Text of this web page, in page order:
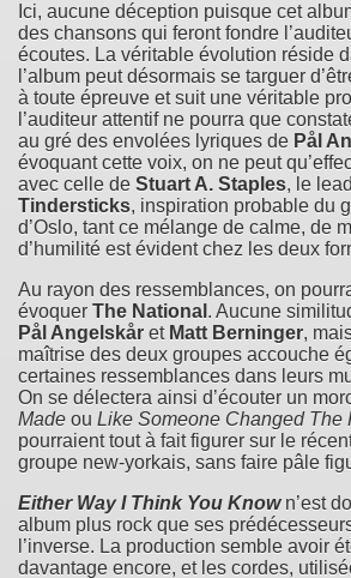
Ici, aucune déception puisque cet
des chansons qui feront fondre
écoutes. La véritable évolution réside
l’album peut désormais se targuer
à toute épreuve et suit une véritable
l’auditeur attentif ne pourra que
au gré des envolées lyriques de Pål
évoquant cette voix, on ne peut
avec celle de Stuart A. Staples, le
Tindersticks, inspiration probable du
d’Oslo, tant ce mélange de calme, de
d’humilité est évident chez les deux
Au rayon des ressemblances, on
évoquer The National . Aucune
Pål Angelskår et Matt Berninger,
maîtrise des deux groupes accouche
certaines ressemblances dans leurs
On se délectera ainsi d’écouter un
Made ou Like Someone Changed The
pourraient tout à fait figurer sur le
groupe new-yorkais, sans faire pâle
Either Way I Think You Know n’est
album plus rock que ses
l’inverse. La production semble avoir
davantage encore, et les cordes,